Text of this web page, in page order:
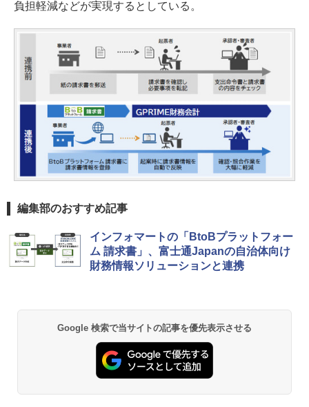
負担軽減などが実現するとしている。
編集部のおすすめ記事
インフォマートの「BtoBプラットフォー
ム 請求書」、富士通Japanの自治体向け
財務情報ソリューションと連携
Google 検索で当サイトの記事を優先表示させる